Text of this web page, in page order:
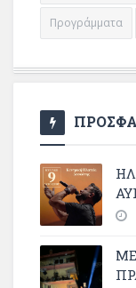
Προγράμματα